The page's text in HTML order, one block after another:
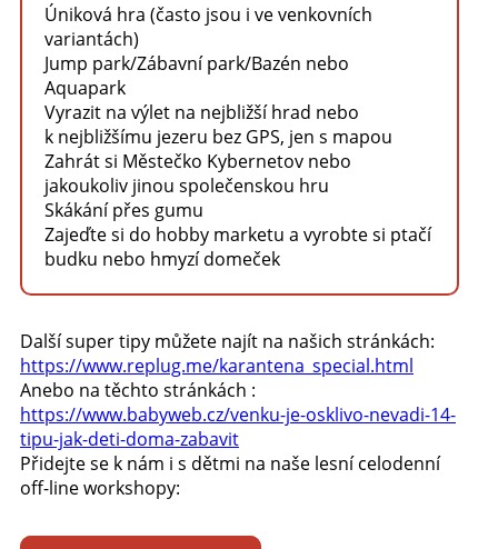
Úniková hra (často jsou i ve venkovních
variantách)
Jump park/Zábavní park/Bazén nebo
Aquapark
Vyrazit na výlet na nejbližší hrad nebo
k nejbližšímu jezeru bez GPS, jen s mapou
Zahrát si Městečko Kybernetov nebo
jakoukoliv jinou společenskou hru
Skákání přes gumu
Zajeďte si do hobby marketu a vyrobte si ptačí
budku nebo hmyzí domeček
Další super tipy můžete najít na našich stránkách:
https://www.replug.me/karantena_special.html
Anebo na těchto stránkách :
https://www.babyweb.cz/venku-je-osklivo-nevadi-14-
tipu-jak-deti-doma-zabavit
Přidejte se k nám i s dětmi na naše lesní celodenní
off-line workshopy: